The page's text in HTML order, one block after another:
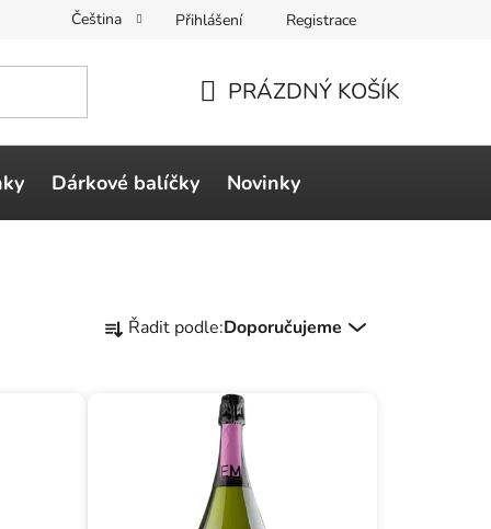
Čeština Přihlášení Registrace
KOŠÍK
PRÁZDNÝ KOŠÍK
Dárkové balíčky Novinky
a Řadit podle:Doporučujeme